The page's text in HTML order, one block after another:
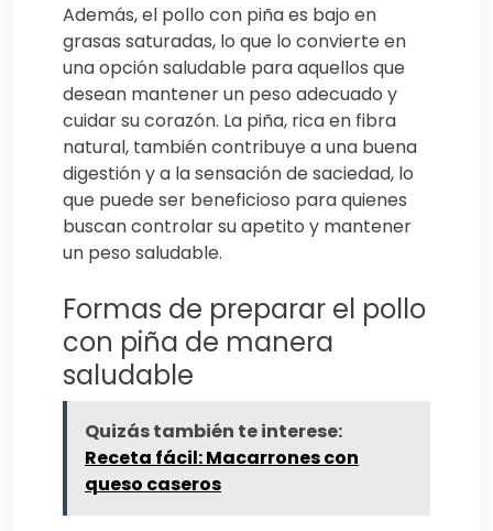
Además, el pollo con piña es bajo en
grasas saturadas, lo que lo convierte en
una opción saludable para aquellos que
desean mantener un peso adecuado y
cuidar su corazón. La piña, rica en fibra
natural, también contribuye a una buena
digestión y a la sensación de saciedad, lo
que puede ser beneficioso para quienes
buscan controlar su apetito y mantener
un peso saludable.
Formas de preparar el pollo
con piña de manera
saludable
Quizás también te interese:
Receta fácil: Macarrones con
queso caseros